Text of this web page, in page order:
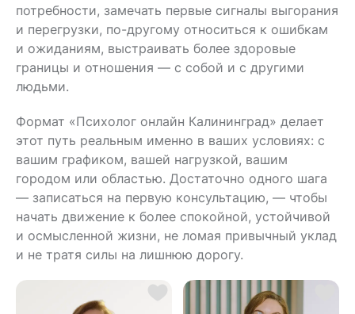
потребности, замечать первые сигналы выгорания
и перегрузки, по-другому относиться к ошибкам
и ожиданиям, выстраивать более здоровые
границы и отношения — с собой и с другими
людьми.
Формат «Психолог онлайн Калининград» делает
этот путь реальным именно в ваших условиях: с
вашим графиком, вашей нагрузкой, вашим
городом или областью. Достаточно одного шага
— записаться на первую консультацию, — чтобы
начать движение к более спокойной, устойчивой
и осмысленной жизни, не ломая привычный уклад
и не тратя силы на лишнюю дорогу.